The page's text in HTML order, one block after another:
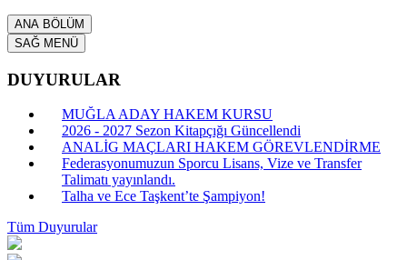
ANA BÖLÜM
SAĞ MENÜ
DUYURULAR
MUĞLA ADAY HAKEM KURSU
2026 - 2027 Sezon Kitapçığı Güncellendi
ANALİG MAÇLARI HAKEM GÖREVLENDİRME
Federasyonumuzun Sporcu Lisans, Vize ve Transfer
Talimatı yayınlandı.
Talha ve Ece Taşkent’te Şampiyon!
Tüm Duyurular